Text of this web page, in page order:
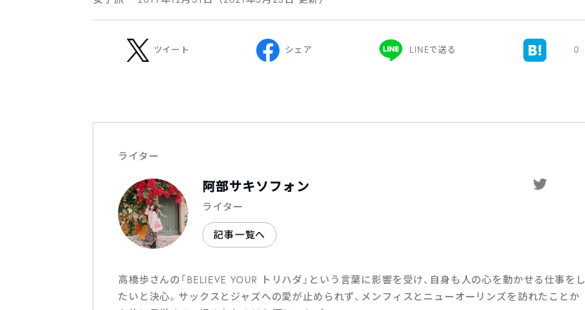
ツイート シェア LINEで送る 0
ライター
阿部サキソフォン
ライター
記事一覧へ
高橋歩さんの「BELIEVE YOUR トリハダ」という言葉に影響を受け、自身も人の心を動かせる仕事をし
たいと決心。サックスとジャズへの愛が止められず、メンフィスとニューオーリンズを訪れたことか